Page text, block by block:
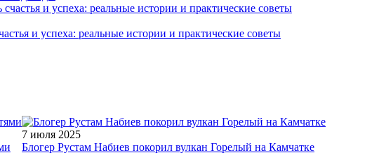
и успеха: реальные истории и практические советы
7 июля 2025
Блогер Рустам Набиев покорил вулкан Горелый на Камчатке